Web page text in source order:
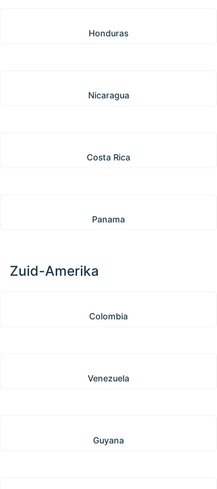
Honduras
Nicaragua
Costa Rica
Panama
Zuid-Amerika
Colombia
Venezuela
Guyana